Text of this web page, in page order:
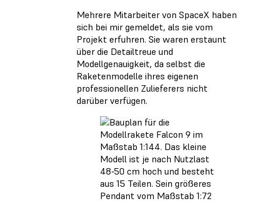
Mehrere Mitarbeiter von SpaceX haben
sich bei mir gemeldet, als sie vom
Projekt erfuhren. Sie waren erstaunt
über die Detailtreue und
Modellgenauigkeit, da selbst die
Raketenmodelle ihres eigenen
professionellen Zulieferers nicht
darüber verfügen.